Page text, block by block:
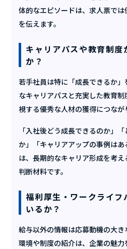
体的なエピソードは、求人票で
を伝えます。
キャリアパスや教育制度
か？
若手社員は特に「成長できるか
なキャリアパスと充実した教育
視する優秀な人材の獲得につなが
「入社後どう成長できるのか」
か」「キャリアアップの事例は
は、長期的なキャリア形成を考
判断材料です。
福利厚生・ワークライフ
いるか？
給与以外の情報は応募動機の大
環境や制度の紹介は、企業の魅